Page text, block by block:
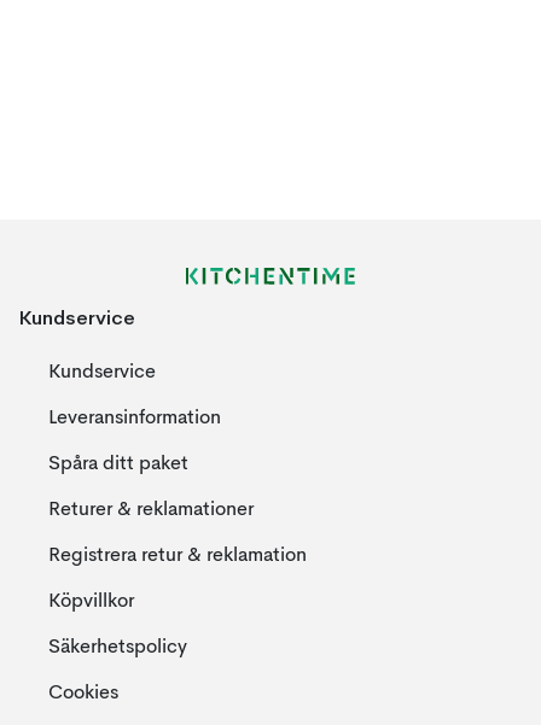
Kundservice
Kundservice
Leveransinformation
Spåra ditt paket
Returer & reklamationer
Registrera retur & reklamation
Köpvillkor
Säkerhetspolicy
Cookies